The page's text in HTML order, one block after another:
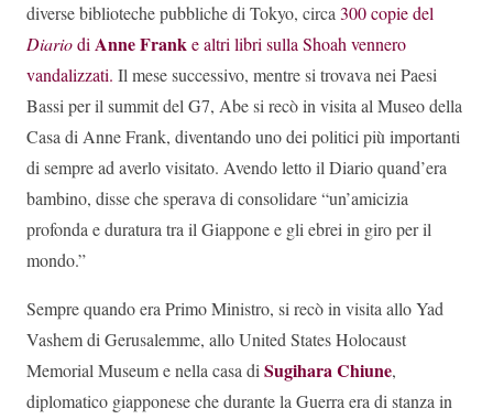
diverse biblioteche pubbliche di Tokyo, circa300 copie del
DiariodiAnne Franke altri libri sulla Shoah vennero
vandalizzati. Il mese successivo, mentre si trovava nei Paesi
Bassi per il summit del G7, Abe si recò in visita al Museo della
Casa di Anne Frank, diventando uno dei politici più importanti
di sempre ad averlo visitato. Avendo letto il Diario quand’era
bambino, disse che sperava di consolidare “un’amicizia
profonda e duratura tra il Giappone e gli ebrei in giro per il
mondo.”
Sempre quando era Primo Ministro, si recò in visita allo Yad
Vashem di Gerusalemme, allo United States Holocaust
Memorial Museum e nella casa diSugihara Chiune,
diplomatico giapponese che durante la Guerra era di stanza in